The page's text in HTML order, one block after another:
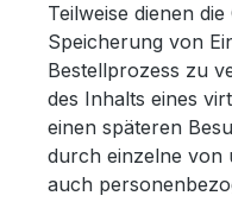
Teilweise dienen
Speicherung von
Bestellprozess zu
des Inhalts eines
einen späteren
durch einzelne von
auch